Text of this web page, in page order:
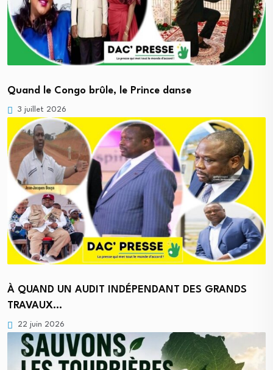
Quand le Congo brûle, le Prince danse
3 juillet 2026
À QUAND UN AUDIT INDÉPENDANT DES GRANDS
TRAVAUX…
22 juin 2026